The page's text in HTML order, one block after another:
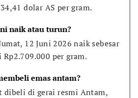
dolar AS per gram.
naik atau turun?
12 Juni 2026 naik sebesar
per gram.
emas antam?
dibeli di gerai resmi Antam,